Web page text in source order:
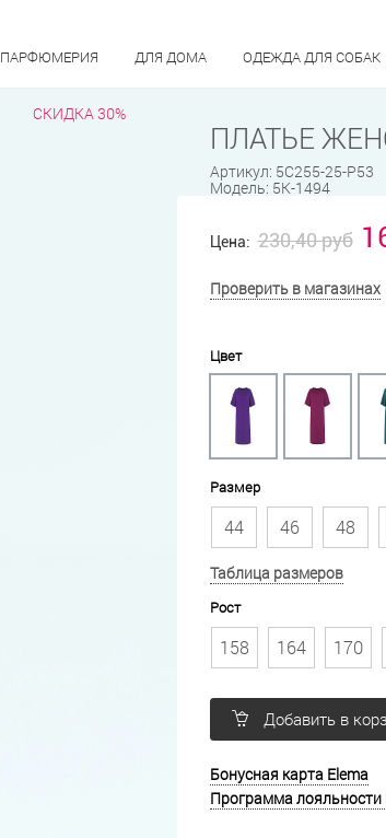
ПАРФЮМЕРИЯ ДЛЯ ДОМА ОДЕЖДА ДЛЯ СОБАК
СКИДКА 30%
ПЛАТЬЕ
Артикул: 5С255-25-Р53
Модель: 5К-1494
Цена: 230,40 руб
Проверить в магазинах
Цвет
Размер
44 46 48
Таблица размеров
Рост
158 164 170
Добавить в
Бонусная карта Elema
Программа лояльности